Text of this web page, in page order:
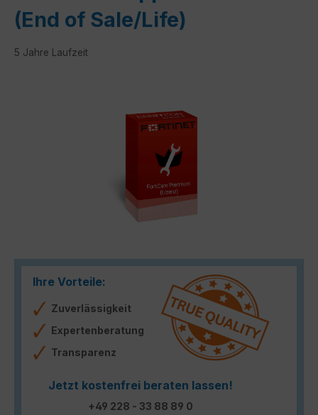
(End of Sale/Life)
5 Jahre Laufzeit
Ihre Vorteile:
Zuverlässigkeit
Expertenberatung
Transparenz
Jetzt kostenfrei beraten lassen!
+49 228 - 33 88 89 0